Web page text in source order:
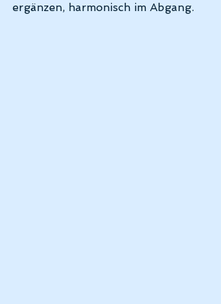
ergänzen, harmonisch im Abgang.